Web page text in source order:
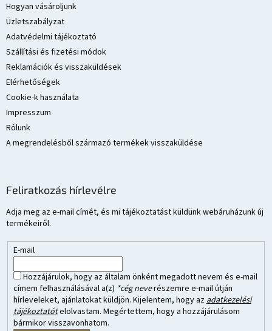
Hogyan vásároljunk
Üzletszabályzat
Adatvédelmi tájékoztató
Szállítási és fizetési módok
Reklamációk és visszaküldések
Elérhetőségek
Cookie-k használata
Impresszum
Rólunk
A megrendelésből származó termékek visszaküldése
Feliratkozás hírlevélre
Adja meg az e-mail címét, és mi tájékoztatást küldünk webáruházunk új
termékeiről.
E-mail
Hozzájárulok, hogy az általam önként megadott nevem és e-mail
címem felhasználásával a(z) *cég neverészemre e-mail útján
hírleveleket, ajánlatokat küldjön. Kijelentem, hogy azadatkezelési
tájékoztatótelolvastam. Megértettem, hogy a hozzájárulásom
bármikor visszavonhatom.